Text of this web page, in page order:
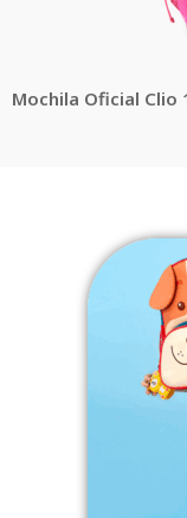
Mochila Oficial Clio